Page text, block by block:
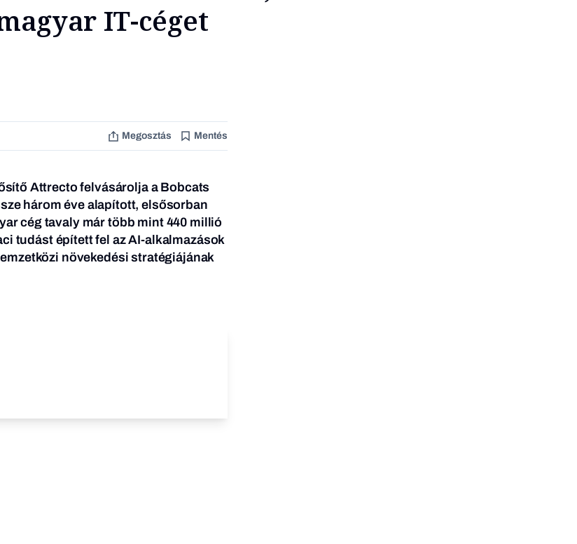
IT-céget
Megosztás Mentés
Attrecto felvásárolja a Bobcats
három éve alapított, elsősorban
cég tavaly már több mint 440 millió
tudást épített fel az AI-alkalmazások
növekedési stratégiájának